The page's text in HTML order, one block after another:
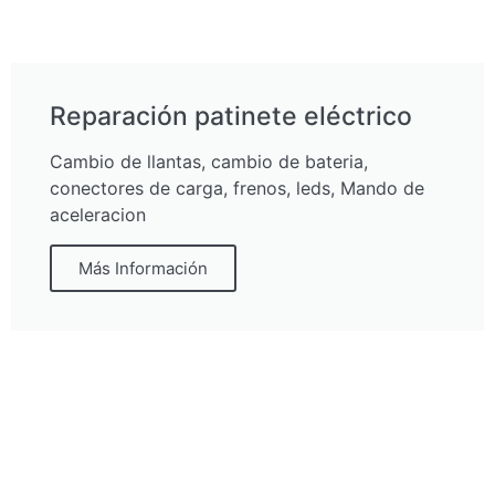
Reparación patinete eléctrico
Cambio de llantas, cambio de bateria,
conectores de carga, frenos, leds, Mando de
aceleracion
Más Información